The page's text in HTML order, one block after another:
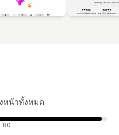
หน้าทั้งหมด
80